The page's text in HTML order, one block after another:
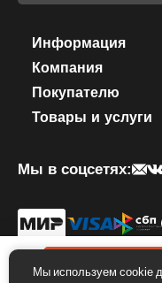
0 ₽
Информация
Компания
Покупателю
Товары и услуги
© 2026 КОМПЛЕКТИКА.
Мы в соцсетях:
Мы используем cookie